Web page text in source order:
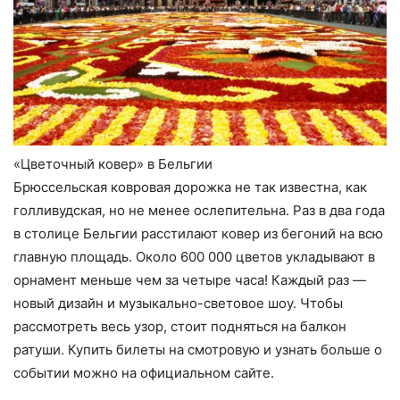
«Цветочный ковер» в Бельгии
Брюссельская ковровая дорожка не так известна, как
голливудская, но не менее ослепительна. Раз в два года
в столице Бельгии расстилают ковер из бегоний на всю
главную площадь. Около 600 000 цветов укладывают в
орнамент меньше чем за четыре часа! Каждый раз —
новый дизайн и музыкально-световое шоу. Чтобы
рассмотреть весь узор, стоит подняться на балкон
ратуши. Купить билеты на смотровую и узнать больше о
событии можно на официальном сайте.